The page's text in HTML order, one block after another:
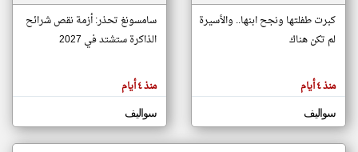
مصادر الأخبار من الاردن
اخبار الاردن على مدار الساعة
أهم اخبار الاردن العاجلة والمباشرة
المقالات
الموجوده
هنا عن
وجهة
نظر
كاتبيها.
كبرت طفلتها ونجح ابنها.. والأسيرة
لم تكن هناك
منذ ٤ أيام
سواليف
سامسونغ تحذر: أزمة نقص شرائح
الذاكرة ستشتد في 2027
منذ ٤ أيام
سواليف
klyoum.com